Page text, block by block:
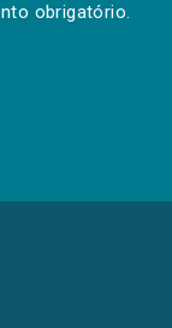
obrigatório.